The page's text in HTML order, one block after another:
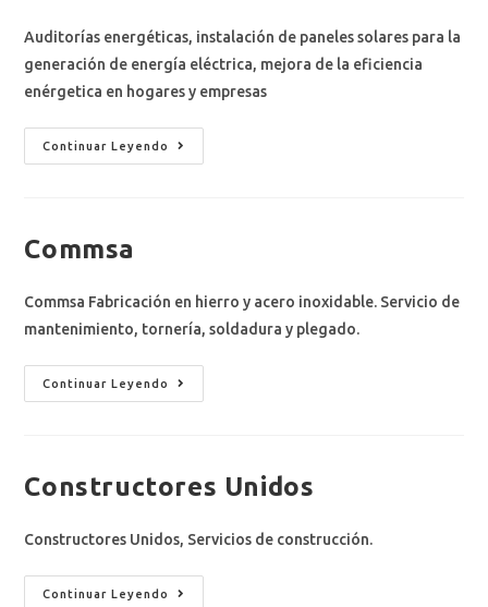
Auditorías energéticas, instalación de paneles solares para la
generación de energía eléctrica, mejora de la eficiencia
enérgetica en hogares y empresas
Continuar Leyendo
Commsa
Commsa Fabricación en hierro y acero inoxidable. Servicio de
mantenimiento, tornería, soldadura y plegado.
Continuar Leyendo
Constructores Unidos
Constructores Unidos, Servicios de construcción.
Continuar Leyendo